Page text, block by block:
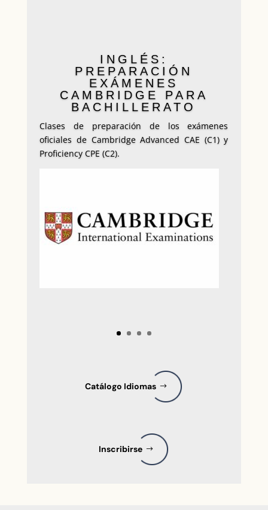
INGLÉS:
PREPARACIÓN
EXÁMENES
CAMBRIDGE PARA
BACHILLERATO
Clases de preparación de los exámenes
oficiales de Cambridge Advanced CAE (C1) y
Proficiency CPE (C2).
Catálogo Idiomas
Inscribirse